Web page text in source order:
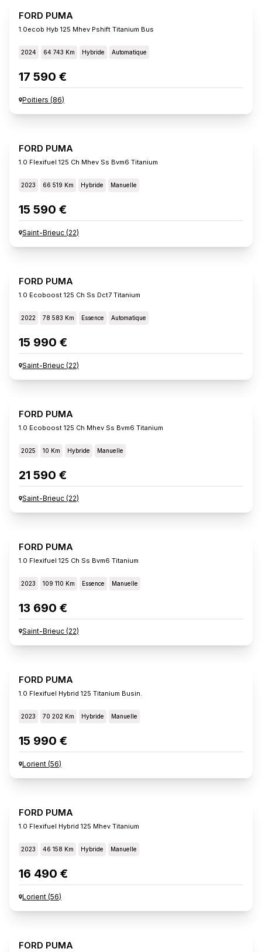
FORD PUMA
1.0ecob Hyb 125 Mhev Pshift Titanium Bus
2024 64 743 Km Hybride Automatique
17 590 €
Poitiers (86)
FORD PUMA
1.0 Flexifuel 125 Ch Mhev Ss Bvm6 Titanium
2023 66 519 Km Hybride Manuelle
15 590 €
Saint-Brieuc (22)
FORD PUMA
1.0 Ecoboost 125 Ch Ss Dct7 Titanium
2022 78 583 Km Essence Automatique
15 990 €
Saint-Brieuc (22)
FORD PUMA
1.0 Ecoboost 125 Ch Mhev Ss Bvm6 Titanium
2025 10 Km Hybride Manuelle
21 590 €
Saint-Brieuc (22)
FORD PUMA
1.0 Flexifuel 125 Ch Ss Bvm6 Titanium
2023 109 110 Km Essence Manuelle
13 690 €
Saint-Brieuc (22)
FORD PUMA
1.0 Flexifuel Hybrid 125 Titanium Busin.
2023 70 202 Km Hybride Manuelle
15 990 €
Lorient (56)
FORD PUMA
1.0 Flexifuel Hybrid 125 Mhev Titanium
2023 46 158 Km Hybride Manuelle
16 490 €
Lorient (56)
FORD PUMA